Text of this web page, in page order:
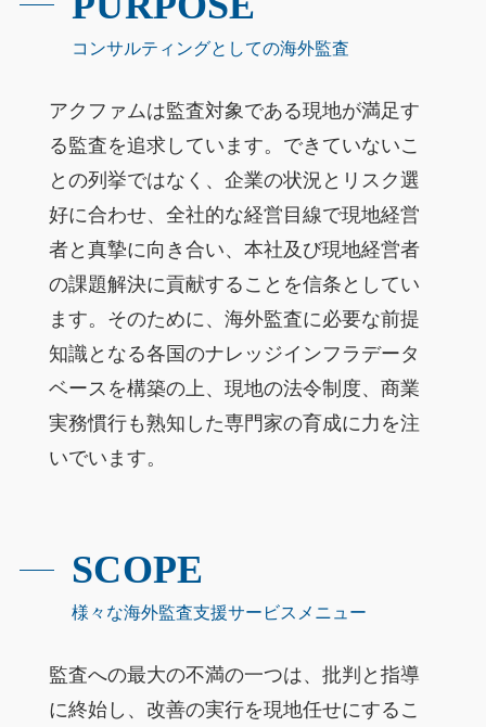
コンサルティングとしての海外監査
アクファムは監査対象である現地が満足す
る監査を追求しています。できていないこ
との列挙ではなく、企業の状況とリスク選
好に合わせ、全社的な経営目線で現地経営
者と真摯に向き合い、本社及び現地経営者
の課題解決に貢献することを信条としてい
ます。そのために、海外監査に必要な前提
知識となる各国のナレッジインフラデータ
ベースを構築の上、現地の法令制度、商業
実務慣行も熟知した専門家の育成に力を注
いでいます。
SCOPE
様々な海外監査支援サービスメニュー
監査への最大の不満の一つは、批判と指導
に終始し、改善の実行を現地任せにするこ